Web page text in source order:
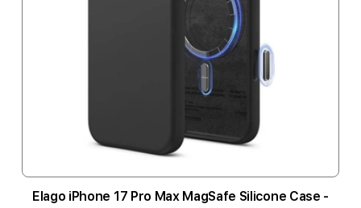
Elago iPhone 17 Pro Max MagSafe Silicone Case -